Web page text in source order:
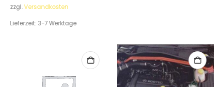
zzgl.Versandkosten
Lieferzeit: 3-7 Werktage